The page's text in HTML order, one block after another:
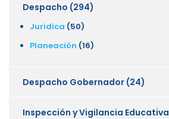
Despacho (294)
Juridica (50)
Planeación (16)
Despacho Gobernador (24)
Inspección y Vigilancia Educativa